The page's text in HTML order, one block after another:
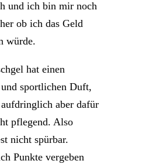
und ich bin mir noch
ob ich das Geld
würde.
hat einen
sportlichen Duft,
aber dafür
pflegend. Also
nicht spürbar.
Punkte vergeben